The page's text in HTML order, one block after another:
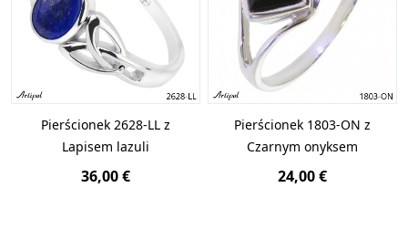
Pierścionek 2628-LL z
Lapisem lazuli
36,00 €
Pierścionek 1803-ON z
Czarnym onyksem
24,00 €